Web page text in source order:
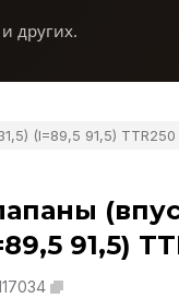
других.
(I=89,5 91,5) TTR250
91,5)